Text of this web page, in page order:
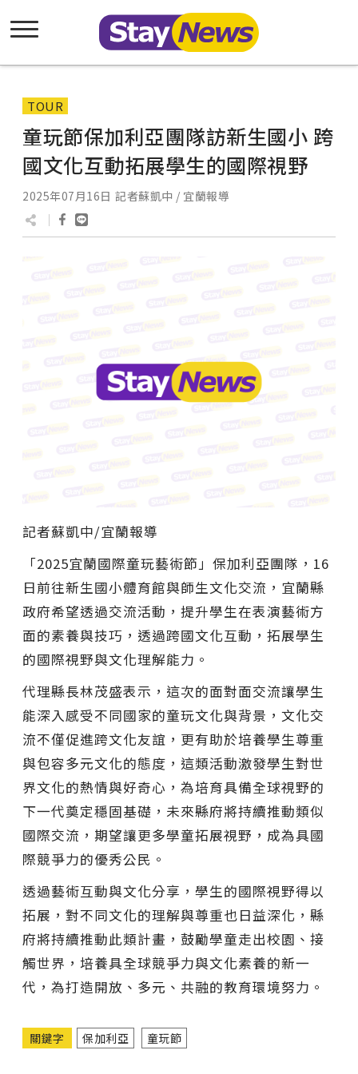
TOUR
童玩節保加利亞團隊訪新生國小 跨
國文化互動拓展學生的國際視野
2025年07月16日 記者蘇凱中 / 宜蘭報導
記者蘇凱中/宜蘭報導
「2025宜蘭國際童玩藝術節」保加利亞團隊，16
日前往新生國小體育館與師生文化交流，宜蘭縣
政府希望透過交流活動，提升學生在表演藝術方
面的素養與技巧，透過跨國文化互動，拓展學生
的國際視野與文化理解能力。
代理縣長林茂盛表示，這次的面對面交流讓學生
能深入感受不同國家的童玩文化與背景，文化交
流不僅促進跨文化友誼，更有助於培養學生尊重
與包容多元文化的態度，這類活動激發學生對世
界文化的熱情與好奇心，為培育具備全球視野的
下一代奠定穩固基礎，未來縣府將持續推動類似
國際交流，期望讓更多學童拓展視野，成為具國
際競爭力的優秀公民。
透過藝術互動與文化分享，學生的國際視野得以
拓展，對不同文化的理解與尊重也日益深化，縣
府將持續推動此類計畫，鼓勵學童走出校園、接
觸世界，培養具全球競爭力與文化素養的新一
代，為打造開放、多元、共融的教育環境努力。
關鍵字 保加利亞 童玩節